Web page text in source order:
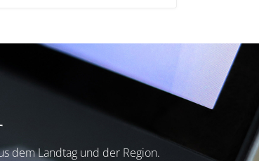
dem Landtag und der Region.